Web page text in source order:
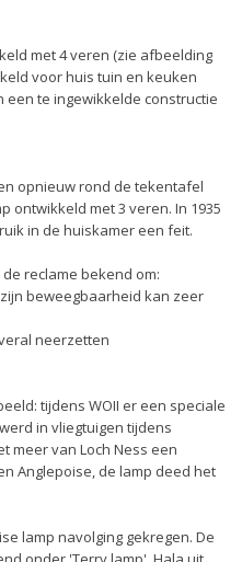
met 4 veren (zie afbeelding
voor huis tuin en keuken
een te ingewikkelde constructie
opnieuw rond de tekentafel
ontwikkeld met 3 veren. In 1935
in de huiskamer een feit.
reclame bekend om:
beweegbaarheid kan zeer
neerzetten
tijdens WOII er een speciale
in vliegtuigen tijdens
meer van Loch Ness een
Anglepoise, de lamp deed het
lamp navolging gekregen. De